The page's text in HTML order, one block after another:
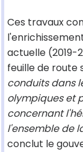
Ces travaux
actuelle (2019-
feuille de route
conduits dans
olympiques et
concernant
l'ensemble de
conclut le